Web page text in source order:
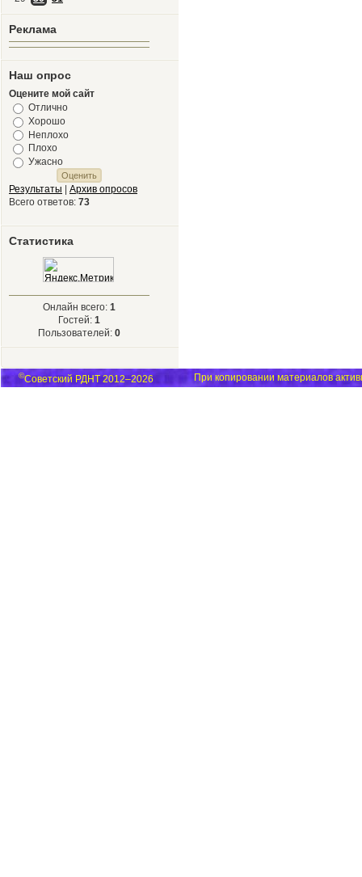
Реклама
Наш опрос
Оцените мой сайт
Отлично
Хорошо
Неплохо
Плохо
Ужасно
Результаты
Архив опросов
Всего ответов: 73
Статистика
Онлайн всего: 1
Гостей: 1
Пользователей: 0
©Советский РДНТ 2012–2026 При копировании материалов